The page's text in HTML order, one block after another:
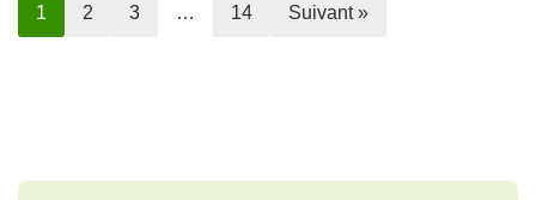
1 2 3 … 14 Suivant »